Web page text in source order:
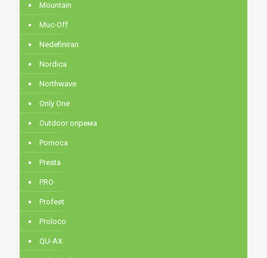
Mountain
Muc-Off
Nedefiniran
Nordica
Northwave
Only One
Outdoor опрема
Pomoca
Presta
PRO
Profeet
Proloco
QU-AX